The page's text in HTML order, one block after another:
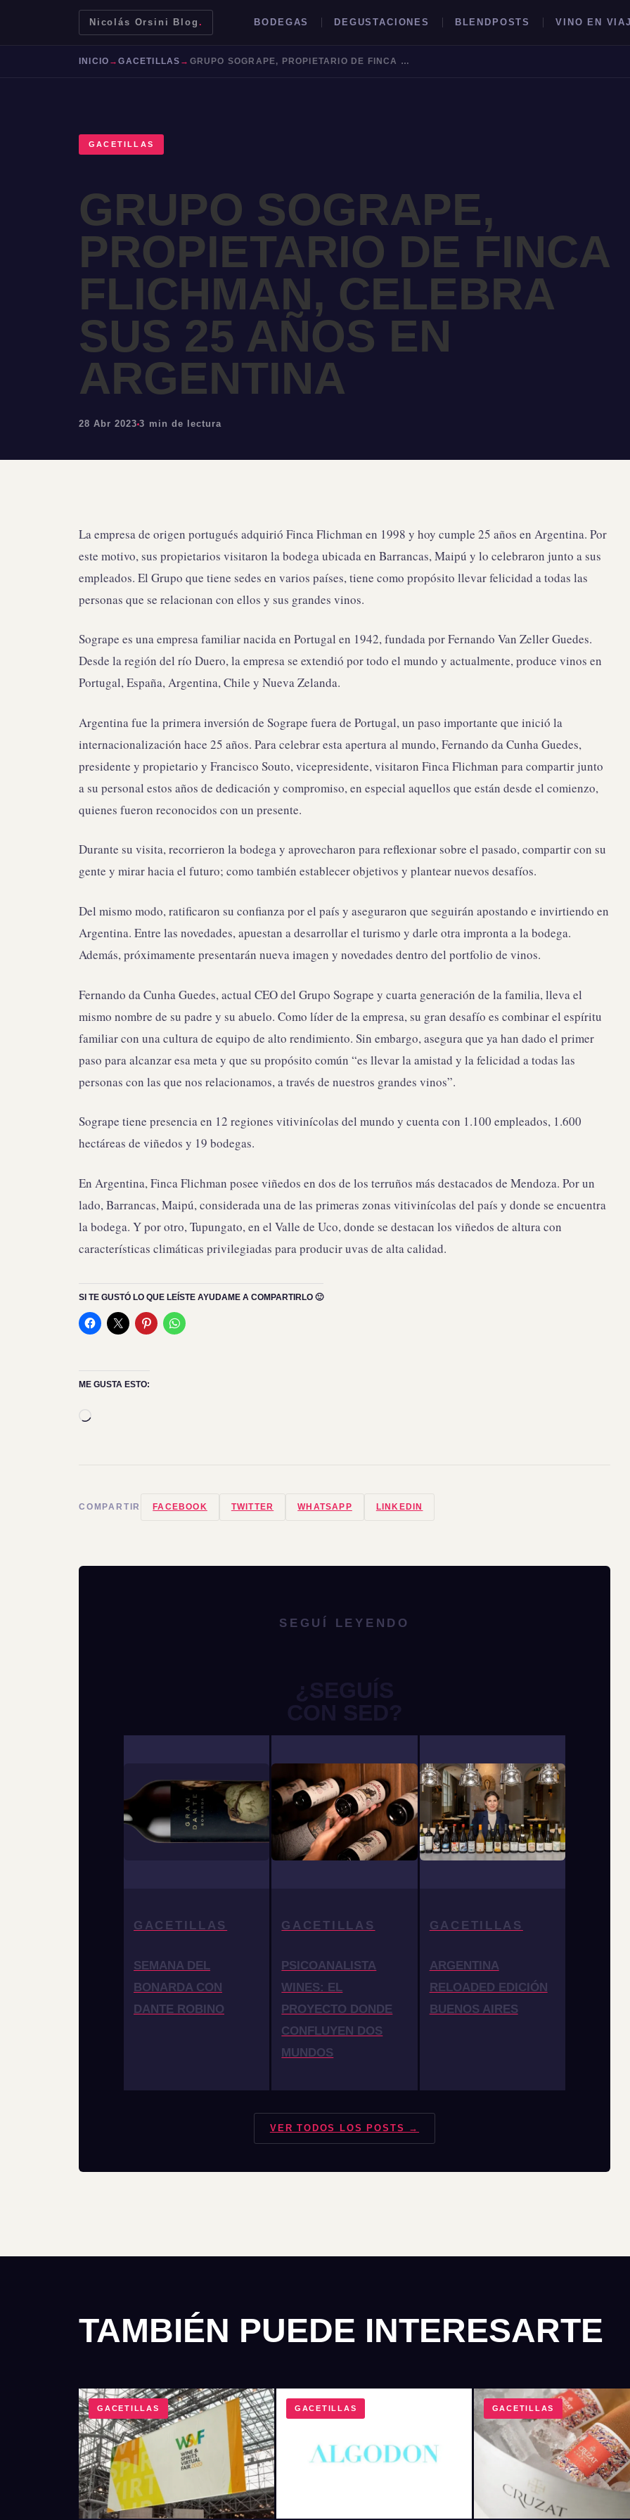
Nicolás Orsini Blog . BODEGAS DEGUSTACIONES BLENDPOSTS VINO EN
Mendoza Malbec Bodegas
INICIO →GACETILLAS → GRUPO SOGRAPE, PROPIETARIO DE FINCA FLICHMAN, CELEBRA SUS 25 AÑOS EN ARGENTINA
GACETILLAS
GRUPO SOGRAPE,
PROPIETARIO DE FINCA
FLICHMAN, CELEBRA
SUS 25 AÑOS EN
ARGENTINA
28 Abr 2023 3 min de lectura
La empresa de origen portugués adquirió Finca Flichman en 1998 y hoy cumple 25 años en Argentina. Por
este motivo, sus propietarios visitaron la bodega ubicada en Barrancas, Maipú y lo celebraron junto a sus
empleados. El Grupo que tiene sedes en varios países, tiene como propósito llevar felicidad a todas las
personas que se relacionan con ellos y sus grandes vinos.
Sogrape es una empresa familiar nacida en Portugal en 1942, fundada por Fernando Van Zeller Guedes.
Desde la región del río Duero, la empresa se extendió por todo el mundo y actualmente, produce vinos en
Portugal, España, Argentina, Chile y Nueva Zelanda.
Argentina fue la primera inversión de Sogrape fuera de Portugal, un paso importante que inició la
internacionalización hace 25 años. Para celebrar esta apertura al mundo, Fernando da Cunha Guedes,
presidente y propietario y Francisco Souto, vicepresidente, visitaron Finca Flichman para compartir junto
a su personal estos años de dedicación y compromiso, en especial aquellos que están desde el comienzo,
quienes fueron reconocidos con un presente.
Durante su visita, recorrieron la bodega y aprovecharon para reflexionar sobre el pasado, compartir con su
gente y mirar hacia el futuro; como también establecer objetivos y plantear nuevos desafíos.
Del mismo modo, ratificaron su confianza por el país y aseguraron que seguirán apostando e invirtiendo en
Argentina. Entre las novedades, apuestan a desarrollar el turismo y darle otra impronta a la bodega.
Además, próximamente presentarán nueva imagen y novedades dentro del portfolio de vinos.
Fernando da Cunha Guedes, actual CEO del Grupo Sogrape y cuarta generación de la familia, lleva el
mismo nombre de su padre y su abuelo. Como líder de la empresa, su gran desafío es combinar el espíritu
familiar con una cultura de equipo de alto rendimiento. Sin embargo, asegura que ya han dado el primer
paso para alcanzar esa meta y que su propósito común “es llevar la amistad y la felicidad a todas las
personas con las que nos relacionamos, a través de nuestros grandes vinos”.
Sogrape tiene presencia en 12 regiones vitivinícolas del mundo y cuenta con 1.100 empleados, 1.600
hectáreas de viñedos y 19 bodegas.
En Argentina, Finca Flichman posee viñedos en dos de los terruños más destacados de Mendoza. Por un
lado, Barrancas, Maipú, considerada una de las primeras zonas vitivinícolas del país y donde se encuentra
la bodega. Y por otro, Tupungato, en el Valle de Uco, donde se destacan los viñedos de altura con
características climáticas privilegiadas para producir uvas de alta calidad.
SI TE GUSTÓ LO QUE LEÍSTE AYUDAME A COMPARTIRLO 🙂
ME GUSTA ESTO:
Cargando...
COMPARTIR FACEBOOK TWITTER WHATSAPP LINKEDIN
SEGUÍ LEYENDO
¿SEGUÍS
CON SED?
GACETILLAS
SEMANA DEL
BONARDA CON
DANTE ROBINO
GACETILLAS
PSICOANALISTA
WINES: EL
PROYECTO DONDE
CONFLUYEN DOS
MUNDOS
GACETILLAS
ARGENTINA
RELOADED EDICIÓN
BUENOS AIRES
VER TODOS LOS POSTS →
TAMBIÉN PUEDE INTERESARTE
GACETILLAS GACETILLAS GACETILLAS